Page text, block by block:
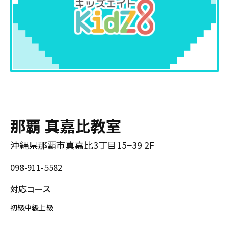
那覇 真嘉比教室
沖縄県那覇市真嘉比3丁目15−39 2F
098-911-5582
対応コース
初級中級上級